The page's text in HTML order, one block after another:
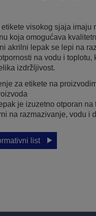
visokog sjaja imaju
koja omogućava
akrilni lepak se lepi na
na vodu i toplotu,
izdržljivost.
za etikete na
je izuzetno otporan na
na razmazivanje, vodu i
list